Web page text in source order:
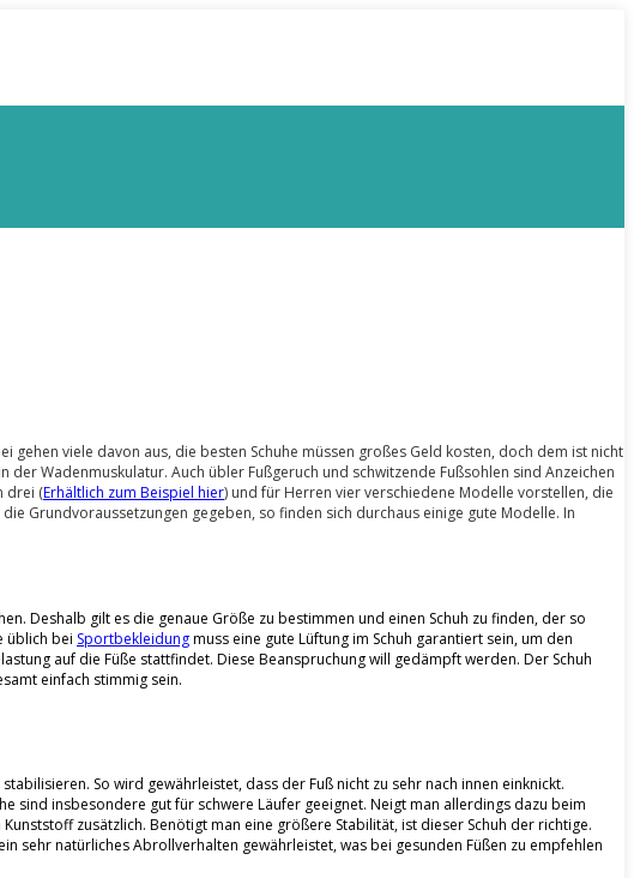
viele davon aus, die besten Schuhe müssen großes Geld kosten, doch dem ist nicht
Wadenmuskulatur. Auch übler Fußgeruch und schwitzende Fußsohlen sind Anzeichen
drei (Erhältlich zum Beispiel hier) und für Herren vier verschiedene Modelle vorstellen, die
Grundvoraussetzungen gegeben, so finden sich durchaus einige gute Modelle. In
Deshalb gilt es die genaue Größe zu bestimmen und einen Schuh zu finden, der so
üblich bei Sportbekleidungmuss eine gute Lüftung im Schuh garantiert sein, um den
auf die Füße stattfindet. Diese Beanspruchung will gedämpft werden. Der Schuh
einfach stimmig sein.
So wird gewährleistet, dass der Fuß nicht zu sehr nach innen einknickt.
sind insbesondere gut für schwere Läufer geeignet. Neigt man allerdings dazu beim
zusätzlich. Benötigt man eine größere Stabilität, ist dieser Schuh der richtige.
sehr natürliches Abrollverhalten gewährleistet, was bei gesunden Füßen zu empfehlen